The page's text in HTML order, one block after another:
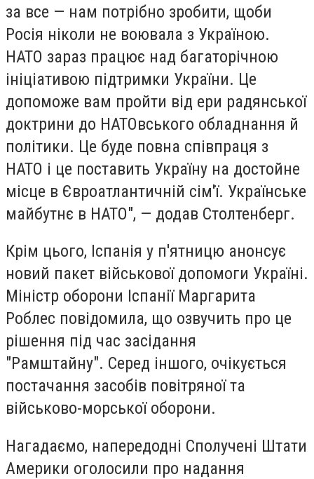
за все — нам потрібно зробити, щоби
Росія ніколи не воювала з Україною.
НАТО зараз працює над багаторічною
ініціативою підтримки України. Це
допоможе вам пройти від ери радянської
доктрини до НАТОвського обладнання й
політики. Це буде повна співпраця з
НАТО і це поставить Україну на достойне
місце в Євроатлантичній сім'ї. Українське
майбутнє в НАТО", — додав Столтенберг.
Крім цього, Іспанія у п'ятницю анонсує
новий пакет військової допомоги Україні.
Міністр оборони Іспанії Маргарита
Роблес повідомила, що озвучить про це
рішення під час засідання
"Рамштайну". Серед іншого, очікується
постачання засобів повітряної та
військово-морської оборони.
Нагадаємо, напередодні Сполучені Штати
Америки оголосили про надання